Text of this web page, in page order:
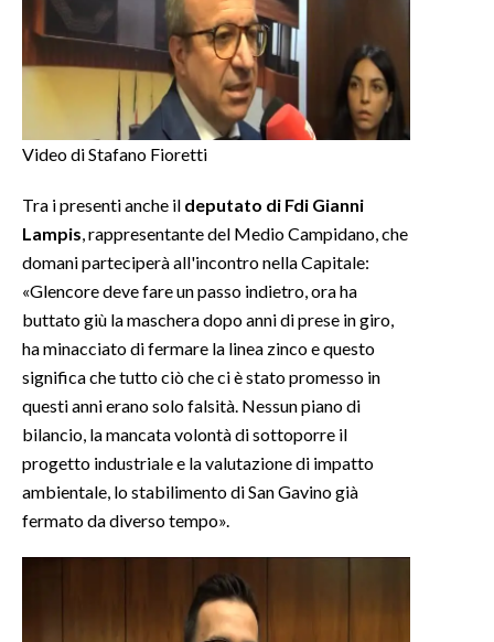
Video di Stafano Fioretti
Tra i presenti anche il deputato di Fdi Gianni
Lampis , rappresentante del Medio Campidano, che
domani parteciperà all'incontro nella Capitale:
«Glencore deve fare un passo indietro, ora ha
buttato giù la maschera dopo anni di prese in giro,
ha minacciato di fermare la linea zinco e questo
significa che tutto ciò che ci è stato promesso in
questi anni erano solo falsità. Nessun piano di
bilancio, la mancata volontà di sottoporre il
progetto industriale e la valutazione di impatto
ambientale, lo stabilimento di San Gavino già
fermato da diverso tempo».